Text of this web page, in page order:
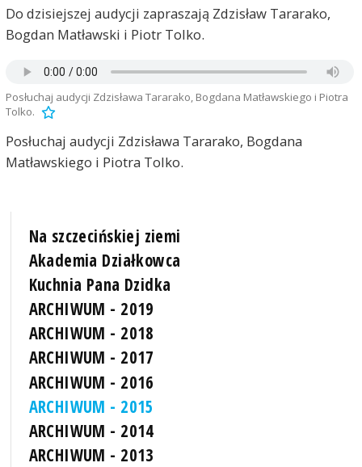
Do dzisiejszej audycji zapraszają Zdzisław Tararako,
Bogdan Matławski i Piotr Tolko.
Posłuchaj audycji Zdzisława Tararako, Bogdana Matławskiego i Piotra
Tolko.
Posłuchaj audycji Zdzisława Tararako, Bogdana
Matławskiego i Piotra Tolko.
Na szczecińskiej ziemi
Akademia Działkowca
Kuchnia Pana Dzidka
ARCHIWUM - 2019
ARCHIWUM - 2018
ARCHIWUM - 2017
ARCHIWUM - 2016
ARCHIWUM - 2015
ARCHIWUM - 2014
ARCHIWUM - 2013